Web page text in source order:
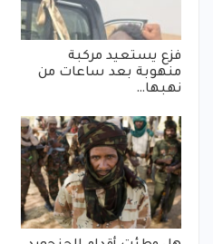
فزع يستعيد مركبة
منهوبة بعد ساعات من
نهبها…